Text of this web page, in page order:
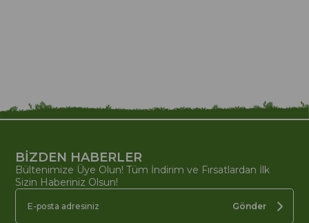
BİZDEN HABERLER
Bültenimize Üye Olun! Tüm İndirim ve Fırsatlardan İlk
Sizin Haberiniz Olsun!
Gönder